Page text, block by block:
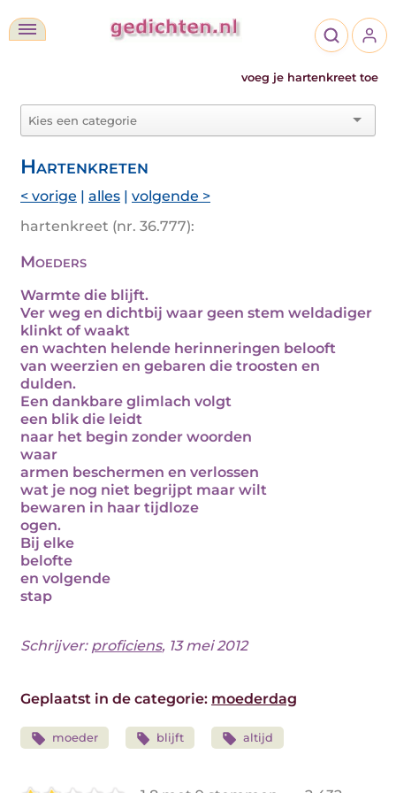
voeg je hartenkreet toe
Hartenkreten
< vorige | alles | volgende >
hartenkreet (nr. 36.777):
Moeders
Warmte die blijft.
Ver weg en dichtbij waar geen stem weldadiger
klinkt of waakt
en wachten helende herinneringen belooft
van weerzien en gebaren die troosten en
dulden.
Een dankbare glimlach volgt
een blik die leidt
naar het begin zonder woorden
waar
armen beschermen en verlossen
wat je nog niet begrijpt maar wilt
bewaren in haar tijdloze
ogen.
Bij elke
belofte
en volgende
stap
Schrijver: proficiens, 13 mei 2012
Geplaatst in de categorie: moederdag
moeder blijft altijd